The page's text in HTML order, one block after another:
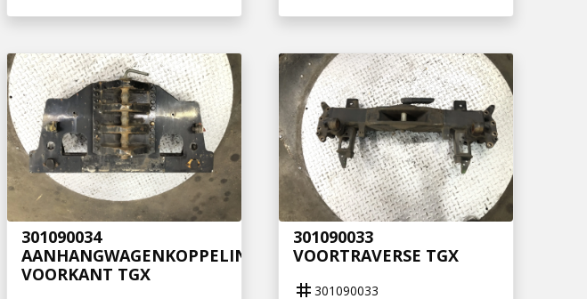
301090034
AANHANGWAGENKOPPELING
VOORKANT TGX
301090033
VOORTRAVERSE TGX
tag 301090033